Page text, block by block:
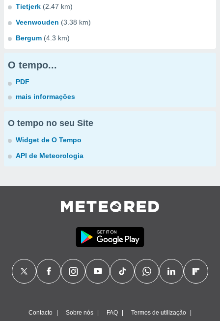
Tietjerk (2.47 km)
Veenwouden (3.38 km)
Bergum (4.3 km)
O tempo...
PDF
mais informações
O tempo no seu Site
Widget de O Tempo
API de Meteorologia
Contacto Sobre nós FAQ Termos de utilização